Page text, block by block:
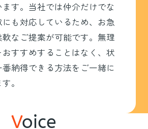
す。当社では仲介だけでな
にも対応しているため、お急
軟なご提案が可能です。無理
おすすめすることはなく、状
納得できる方法をご一緒に
。
Voice